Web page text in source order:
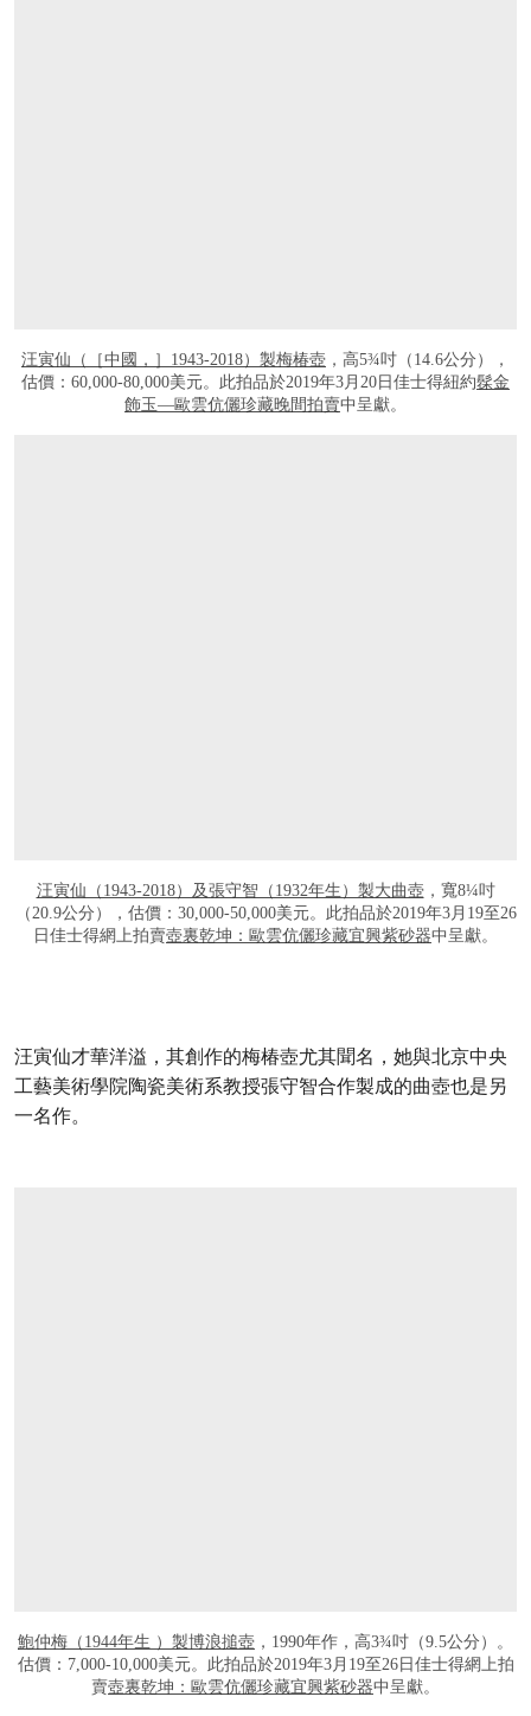
汪寅仙（［中國，］1943-2018）製梅椿壺 ，高5¾吋（14.6公分），
估價：60,000-80,000美元。此拍品於2019年3月20日佳士得紐約髹金
飾玉—歐雲伉儷珍藏晚間拍賣中呈獻。
汪寅仙（1943-2018）及張守智（1932年生）製大曲壺，寬8¼吋
（20.9公分），估價：30,000-50,000美元。此拍品於2019年3月19至26
日佳士得網上拍賣壺裏乾坤：歐雲伉儷珍藏宜興紫砂器中呈獻。
汪寅仙才華洋溢，其創作的梅椿壺尤其聞名，她與北京中央
工藝美術學院陶瓷美術系教授張守智合作製成的曲壺也是另
一名作。
鮑仲梅（1944年生 ）製博浪搥壺 ，1990年作，高3¾吋（9.5公分）。
估價：7,000-10,000美元。此拍品於2019年3月19至26日佳士得網上拍
賣壺裏乾坤：歐雲伉儷珍藏宜興紫砂器中呈獻。